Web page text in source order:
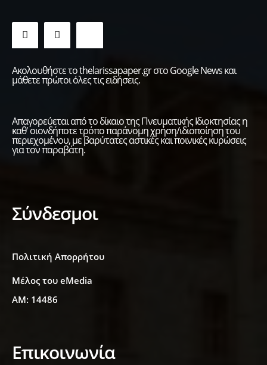
Ακολουθήστε το thelarissapaper.gr στο Google News και
μάθετε πρώτοι όλες τις ειδήσεις.
Απαγορεύεται από το δίκαιο της Πνευματικής Ιδιοκτησίας η
καθ' οιονδήποτε τρόπο παράνομη χρήση/ιδιοποίηση του
περιεχομένου, με βαρύτατες αστικές και ποινικές κυρώσεις
για τον παραβάτη.
Σύνδεσμοι
Πολιτική Απορρήτου
Μέλος του eMedia
ΑΜ: 14486
Επικοινωνία